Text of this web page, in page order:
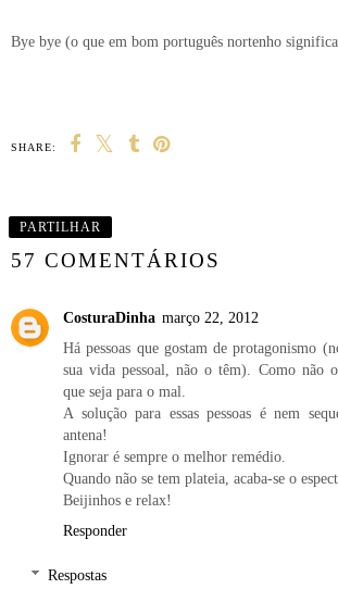
Bye bye (o que em bom português nortenho significa
SHARE:
PARTILHAR
57 COMENTÁRIOS
CosturaDinha março 22, 2012
Há pessoas que gostam de protagonismo
sua vida pessoal, não o têm). Como não o
que seja para o mal.
A solução para essas pessoas é nem
antena!
Ignorar é sempre o melhor remédio.
Quando não se tem plateia, acaba-se o
Beijinhos e relax!
Responder
Respostas